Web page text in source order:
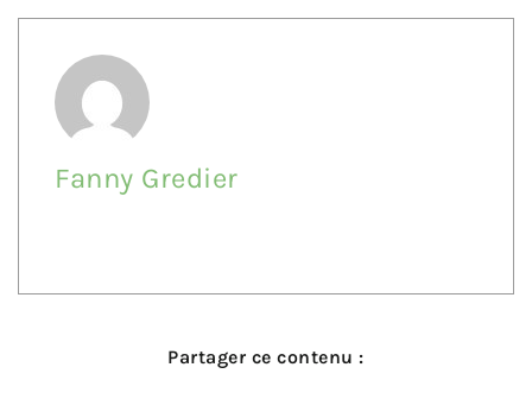
Fanny Gredier
Partager ce contenu :